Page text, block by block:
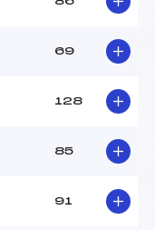
69
128
85
91